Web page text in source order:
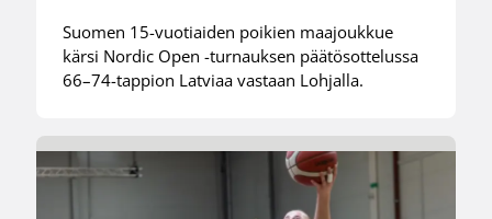
Suomen 15-vuotiaiden poikien maajoukkue
kärsi Nordic Open -turnauksen päätösottelussa
66–74-tappion Latviaa vastaan Lohjalla.